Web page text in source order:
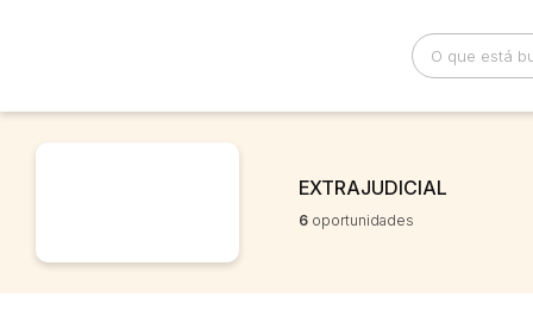
EXTRAJUDICIAL
6 oportunidades